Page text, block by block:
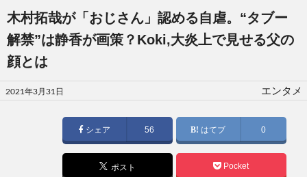
木村拓哉が「おじさん」認める自虐。“タブー
解禁”は静香が画策？Koki,大炎上で見せる父の
顔とは
投
稿
2021年3月31日 エンタメ
シェア 56 はてブ 0
ポスト Pocket